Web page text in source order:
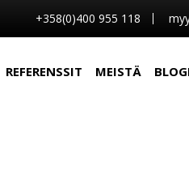
+358(0)400 955 118
REFERENSSIT MEISTÄ